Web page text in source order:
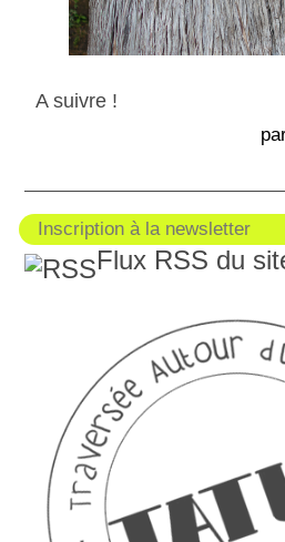
A suivre !
Flux RSS du